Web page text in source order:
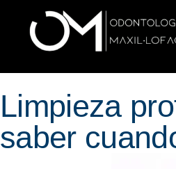
Limpieza
saber